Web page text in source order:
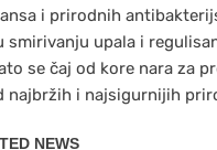
i prirodnih
smirivanju upala i
se čaj od kore nara za
najbržih i najsigurnijih